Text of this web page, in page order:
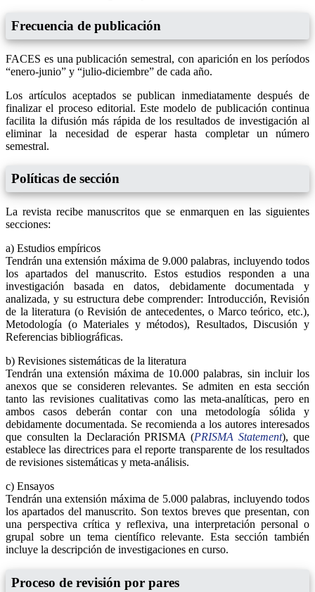
Frecuencia de publicación
FACES es una publicación semestral, con aparición en los períodos
“enero-junio” y “julio-diciembre” de cada año.
Los artículos aceptados se publican inmediatamente después de
finalizar el proceso editorial. Este modelo de publicación continua
facilita la difusión más rápida de los resultados de investigación al
eliminar la necesidad de esperar hasta completar un número
semestral.
Políticas de sección
La revista recibe manuscritos que se enmarquen en las siguientes
secciones:
a) Estudios empíricos
Tendrán una extensión máxima de 9.000 palabras, incluyendo todos
los apartados del manuscrito. Estos estudios responden a una
investigación basada en datos, debidamente documentada y
analizada, y su estructura debe comprender: Introducción, Revisión
de la literatura (o Revisión de antecedentes, o Marco teórico, etc.),
Metodología (o Materiales y métodos), Resultados, Discusión y
Referencias bibliográficas.
b) Revisiones sistemáticas de la literatura
Tendrán una extensión máxima de 10.000 palabras, sin incluir los
anexos que se consideren relevantes. Se admiten en esta sección
tanto las revisiones cualitativas como las meta-analíticas, pero en
ambos casos deberán contar con una metodología sólida y
debidamente documentada. Se recomienda a los autores interesados
que consulten la Declaración PRISMA (PRISMA Statement), que
establece las directrices para el reporte transparente de los resultados
de revisiones sistemáticas y meta-análisis.
c) Ensayos
Tendrán una extensión máxima de 5.000 palabras, incluyendo todos
los apartados del manuscrito. Son textos breves que presentan, con
una perspectiva crítica y reflexiva, una interpretación personal o
grupal sobre un tema científico relevante. Esta sección también
incluye la descripción de investigaciones en curso.
Proceso de revisión por pares